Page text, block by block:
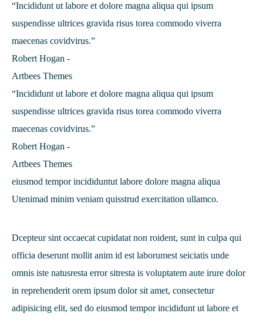
“Incididunt ut labore et dolore magna aliqua qui ipsum
suspendisse ultrices gravida risus torea commodo viverra
maecenas covidvirus.”
Robert Hogan -
Artbees Themes
“Incididunt ut labore et dolore magna aliqua qui ipsum
suspendisse ultrices gravida risus torea commodo viverra
maecenas covidvirus.”
Robert Hogan -
Artbees Themes
eiusmod tempor incididuntut labore dolore magna aliqua
Utenimad minim veniam quisstrud exercitation ullamco.
Dcepteur sint occaecat cupidatat non roident, sunt in culpa qui
officia deserunt mollit anim id est laborumest seiciatis unde
omnis iste natusresta error sitresta is voluptatem aute irure dolor
in reprehenderit orem ipsum dolor sit amet, consectetur
adipisicing elit, sed do eiusmod tempor incididunt ut labore et